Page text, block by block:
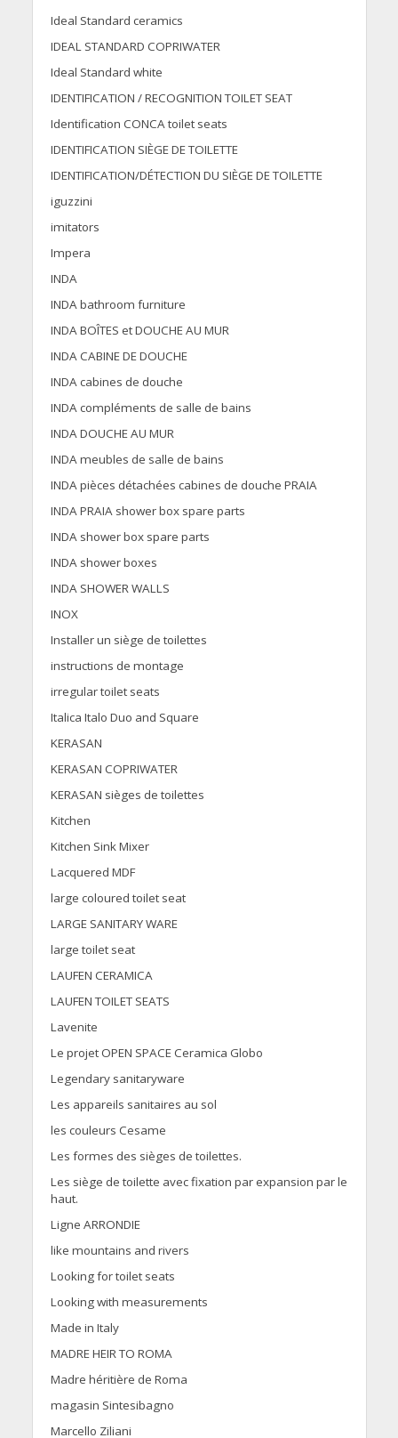
Ideal Standard ceramics
IDEAL STANDARD COPRIWATER
Ideal Standard white
IDENTIFICATION / RECOGNITION TOILET SEAT
Identification CONCA toilet seats
IDENTIFICATION SIÈGE DE TOILETTE
IDENTIFICATION/DÉTECTION DU SIÈGE DE TOILETTE
iguzzini
imitators
Impera
INDA
INDA bathroom furniture
INDA BOÎTES et DOUCHE AU MUR
INDA CABINE DE DOUCHE
INDA cabines de douche
INDA compléments de salle de bains
INDA DOUCHE AU MUR
INDA meubles de salle de bains
INDA pièces détachées cabines de douche PRAIA
INDA PRAIA shower box spare parts
INDA shower box spare parts
INDA shower boxes
INDA SHOWER WALLS
INOX
Installer un siège de toilettes
instructions de montage
irregular toilet seats
Italica Italo Duo and Square
KERASAN
KERASAN COPRIWATER
KERASAN sièges de toilettes
Kitchen
Kitchen Sink Mixer
Lacquered MDF
large coloured toilet seat
LARGE SANITARY WARE
large toilet seat
LAUFEN CERAMICA
LAUFEN TOILET SEATS
Lavenite
Le projet OPEN SPACE Ceramica Globo
Legendary sanitaryware
Les appareils sanitaires au sol
les couleurs Cesame
Les formes des sièges de toilettes.
Les siège de toilette avec fixation par expansion par le
haut.
Ligne ARRONDIE
like mountains and rivers
Looking for toilet seats
Looking with measurements
Made in Italy
MADRE HEIR TO ROMA
Madre héritière de Roma
magasin Sintesibagno
Marcello Ziliani